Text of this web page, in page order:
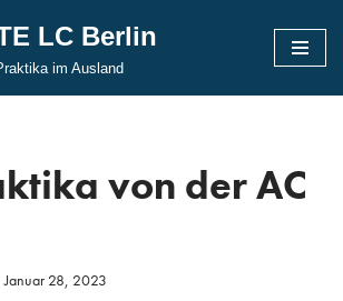
LC Berlin
im Ausland
von der AC
Januar 28, 2023